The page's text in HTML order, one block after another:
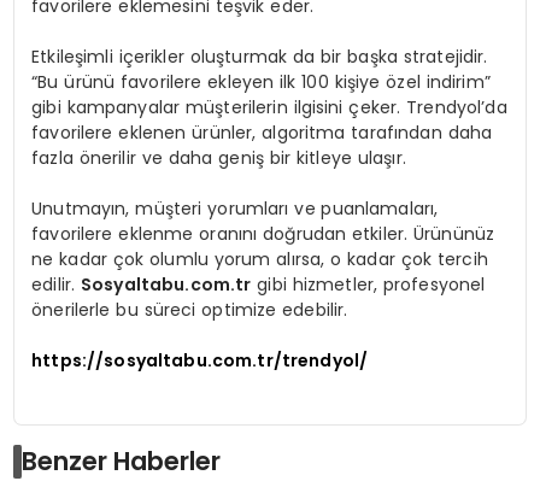
favorilere eklemesini teşvik eder.
Etkileşimli içerikler oluşturmak da bir başka stratejidir.
“Bu ürünü favorilere ekleyen ilk 100 kişiye özel indirim”
gibi kampanyalar müşterilerin ilgisini çeker. Trendyol’da
favorilere eklenen ürünler, algoritma tarafından daha
fazla önerilir ve daha geniş bir kitleye ulaşır.
Unutmayın, müşteri yorumları ve puanlamaları,
favorilere eklenme oranını doğrudan etkiler. Ürününüz
ne kadar çok olumlu yorum alırsa, o kadar çok tercih
edilir. Sosyaltabu.com.tr gibi hizmetler, profesyonel
önerilerle bu süreci optimize edebilir.
https://sosyaltabu.com.tr/trendyol/
Benzer Haberler